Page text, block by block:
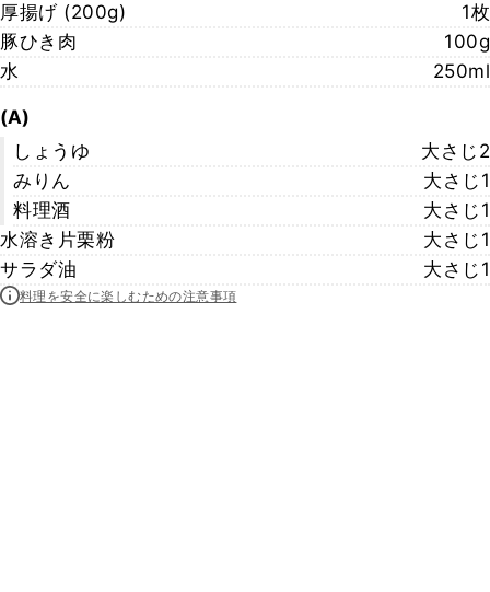
厚揚げ (200g)
1枚
豚ひき肉
100g
水
250ml
(A)
しょうゆ
大さじ2
みりん
大さじ1
料理酒
大さじ1
水溶き片栗粉
大さじ1
サラダ油
大さじ1
料理を安全に楽しむための注意事項